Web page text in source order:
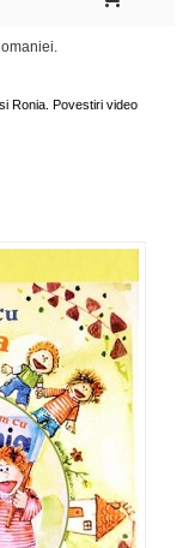
Ronia. Povestiri video